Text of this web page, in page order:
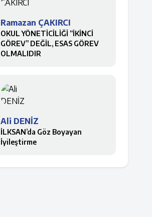
Ramazan ÇAKIRCI
OKUL YÖNETİCİLİĞİ “İKİNCİ
GÖREV” DEĞİL, ESAS GÖREV
OLMALIDIR
Ali DENİZ
İLKSAN’da Göz Boyayan
İyileştirme